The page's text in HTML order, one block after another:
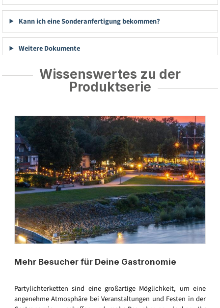
Kann ich eine Sonderanfertigung bekommen?
Weitere Dokumente
Wissenswertes zu der
Produktserie
Mehr Besucher für Deine Gastronomie
Partylichterketten sind eine großartige Möglichkeit, um eine
angenehme Atmosphäre bei Veranstaltungen und Festen in der